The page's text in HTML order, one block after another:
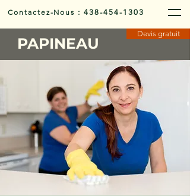
Contactez-Nous :438-454-1303
PAPINEAU
Devis gratuit